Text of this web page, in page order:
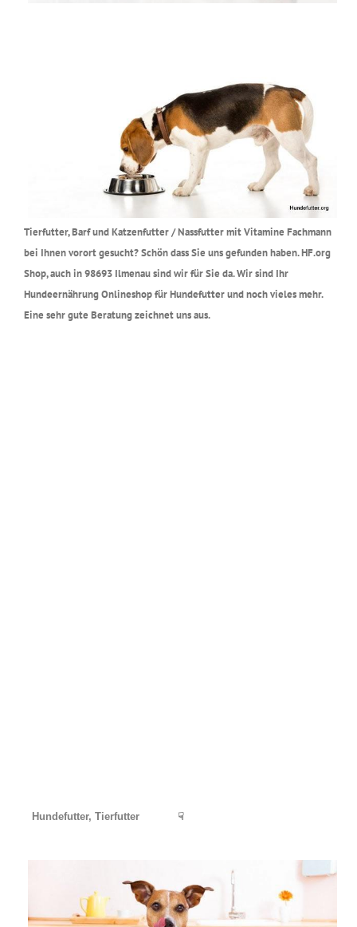
Tierfutter, Barf und Katzenfutter / Nassfutter mit Vitamine Fachmann
bei Ihnen vorort gesucht? Schön dass Sie uns gefunden haben. HF.org
Shop, auch in 98693 Ilmenau sind wir für Sie da. Wir sind Ihr
Hundeernährung Onlineshop für Hundefutter und noch vieles mehr.
Eine sehr gute Beratung zeichnet uns aus.
Hundefutter, Tierfutter ☟